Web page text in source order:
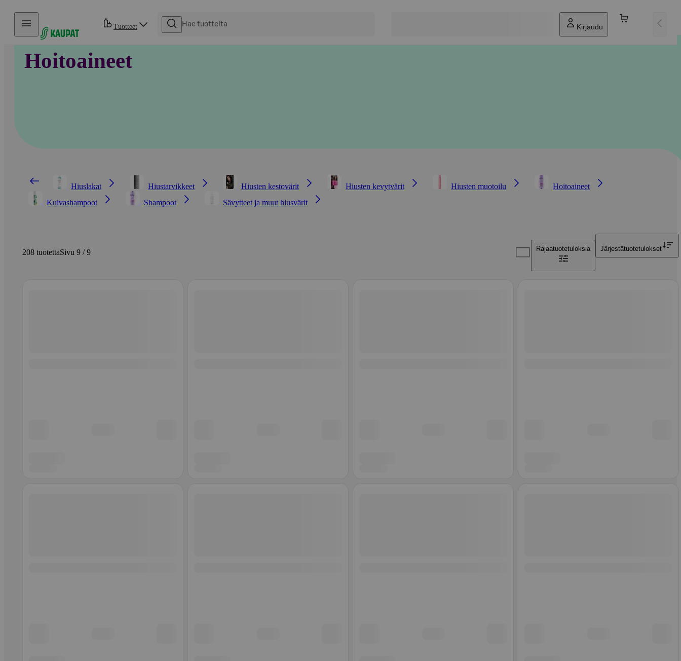
Hyppää sisältöön
Tuotteet Kirjaudu
Hoitoaineet
Hiuslakat Hiustarvikkeet Hiusten kestovärit Hiusten kevytvärit Hiusten muotoilu
Hoitoaineet
Kuivashampoot
Shampoot Sävytteet ja muut hiusvärit
208 tuotettaSivu 9 / 9 Rajaatuotetuloksia Järjestätuotetulokset